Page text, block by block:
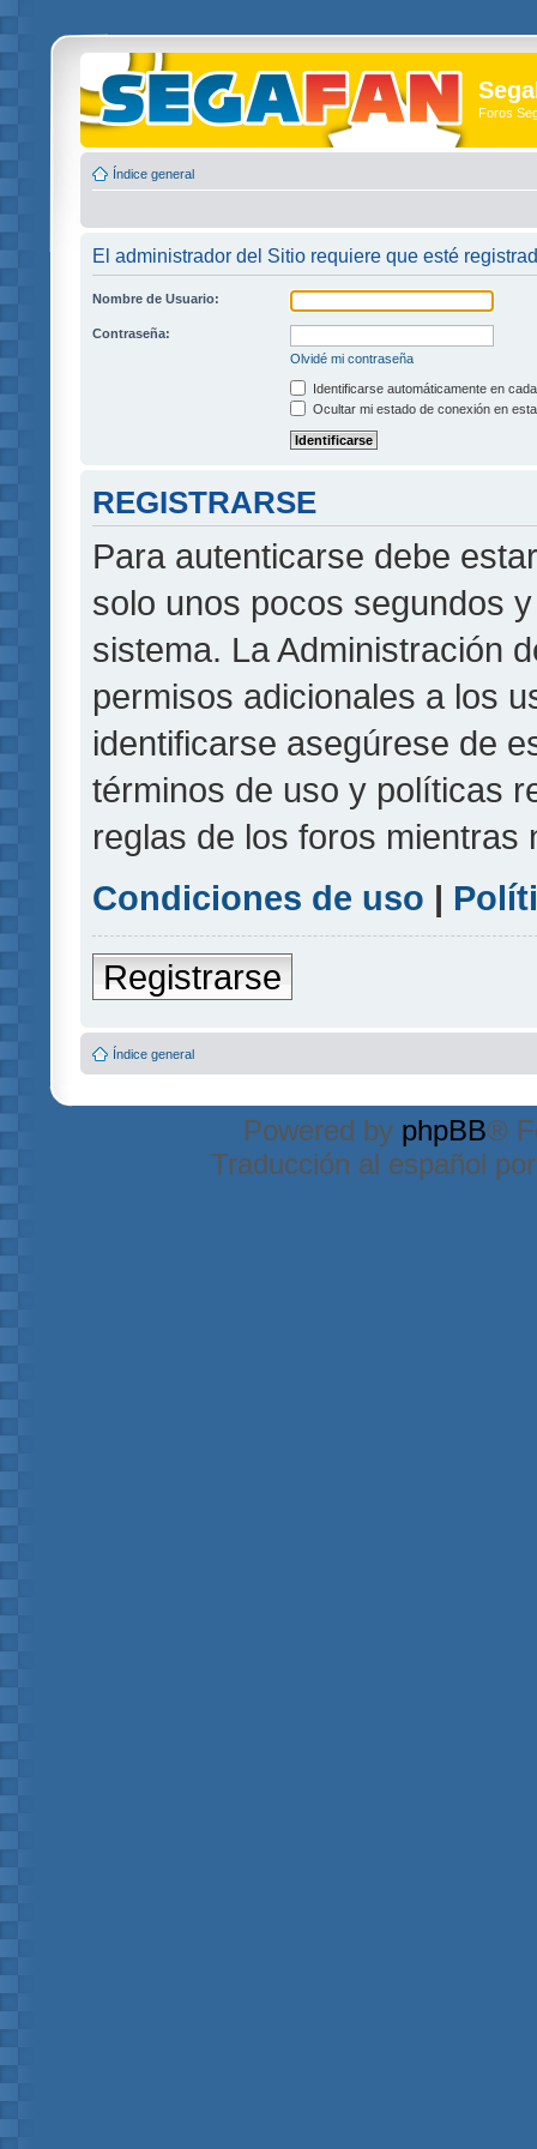
Foros
Índice general
El administrador del Sitio requiere que esté
Nombre de Usuario:
Contraseña:
Olvidé mi contraseña
Identificarse automáticamente en
Ocultar mi estado de conexión en
REGISTRARSE
Para autenticarse debe
solo unos pocos segundos
sistema. La Administración
permisos adicionales a los
identificarse asegúrese de
términos de uso y políticas
reglas de los foros mientras
Condiciones de uso |
Registrarse
Índice general
Powered by phpBB®
Traducción al español